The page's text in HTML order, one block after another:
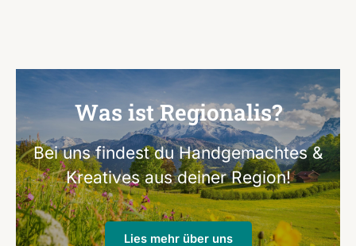
Was ist Regionalis?
Bei uns findest du Handgemachtes &
Kreatives aus deiner Region!
Lies mehr über uns